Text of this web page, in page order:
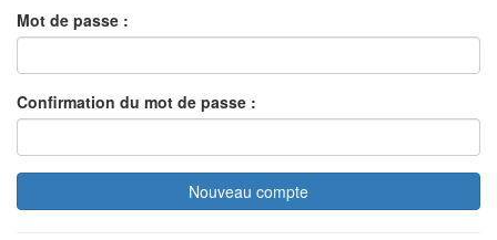
Mot de passe
Confirmation du mot de passe